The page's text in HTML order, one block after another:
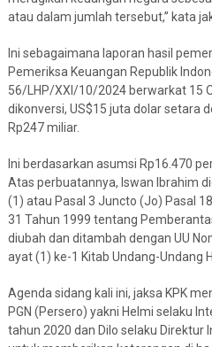
atau dalam jumlah tersebut,” kata
Ini sebagaimana laporan hasil
Pemeriksa Keuangan Republik
56/LHP/XXI/10/2024 berwarkat 15
dikonversi, US$15 juta dolar setara
Rp247 miliar.
Ini berdasarkan asumsi Rp16.470
Atas perbuatannya, Iswan Ibrahim
(1) atau Pasal 3 Juncto (Jo) Pasal
31 Tahun 1999 tentang
diubah dan ditambah dengan UU
ayat (1) ke-1 Kitab Undang-Undang
Agenda sidang kali ini, jaksa KPK
PGN (Persero) yakni Helmi selaku
tahun 2020 dan Dilo selaku Direktur